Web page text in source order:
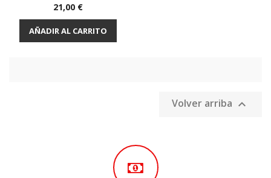
Precio
21,00 €
AÑADIR AL CARRITO
Volver arriba 